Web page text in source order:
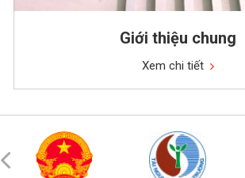
Giới thiệu chung
Xem chi tiết